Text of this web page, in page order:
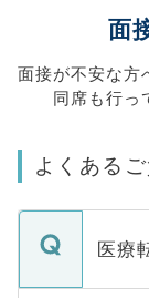
面
面接が不安な方
同席も行っ
よくある
医療